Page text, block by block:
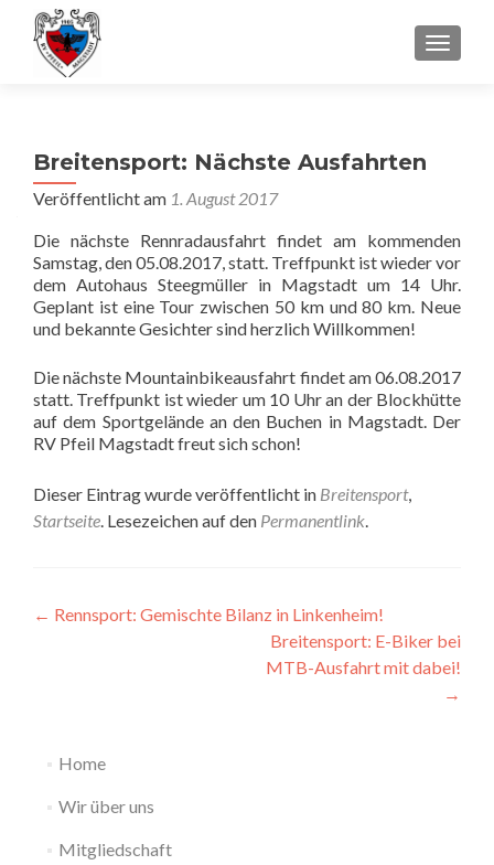
Breitensport: Nächste Ausfahrten
Veröffentlicht am 1. August 2017
Die nächste Rennradausfahrt findet am kommenden
Samstag, den 05.08.2017, statt. Treffpunkt ist wieder vor
dem Autohaus Steegmüller in Magstadt um 14 Uhr.
Geplant ist eine Tour zwischen 50 km und 80 km. Neue
und bekannte Gesichter sind herzlich Willkommen!
Die nächste Mountainbikeausfahrt findet am 06.08.2017
statt. Treffpunkt ist wieder um 10 Uhr an der Blockhütte
auf dem Sportgelände an den Buchen in Magstadt. Der
RV Pfeil Magstadt freut sich schon!
Dieser Eintrag wurde veröffentlicht in Breitensport,
Startseite. Lesezeichen auf den Permanentlink.
Beitragsnavigation
← Rennsport: Gemischte Bilanz in Linkenheim!
Breitensport: E-Biker bei
MTB-Ausfahrt mit dabei!
→
Home
Wir über uns
Mitgliedschaft